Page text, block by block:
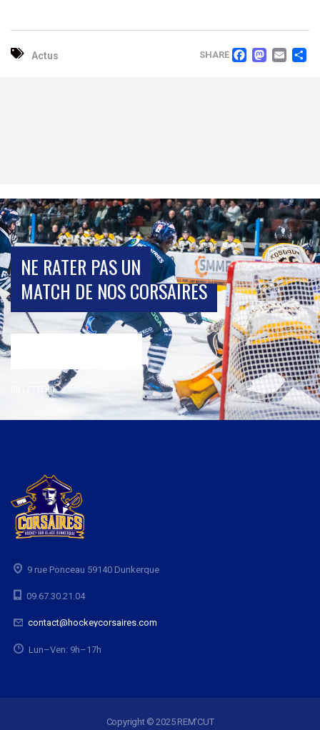
Actus SHARE
NE RATER PAS UN
MATCH DE NOS CORSAIRES
BILLETTERIE
9 rue Ponceau 59140 Dunkerque
09.67.30.21.04
contact@hockeycorsaires.com
Lun–Ven: 9h–17h
Copyright © 2025 REM'CUT